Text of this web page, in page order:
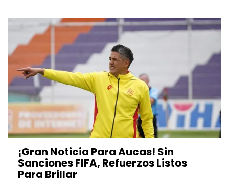
¡Gran Noticia Para Aucas! Sin
Sanciones FIFA, Refuerzos Listos
Para Brillar